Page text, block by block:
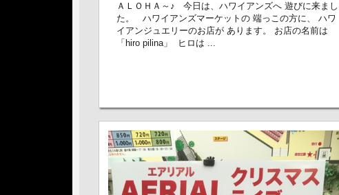
ＡＬＯＨＡ～♪ 今日は、ハワイアンズへ 遊びに来まし
た。 ハワイアンズマーケットの 端っこの方に、 ハワ
イアンジュエリーのお店が あります。 お店の名前は
「hiro pilina」 ヒロは ...